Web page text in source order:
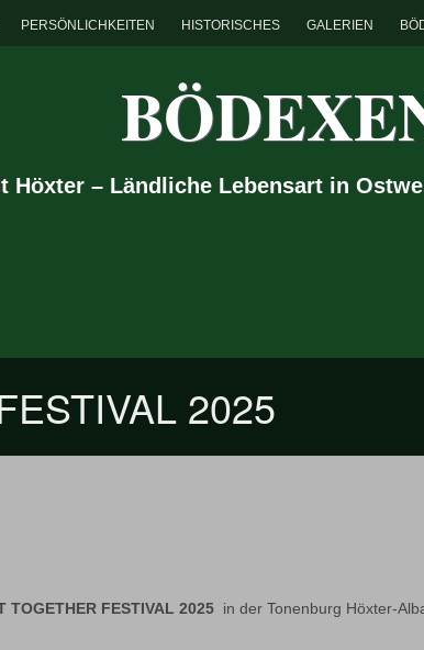
PERSÖNLICHKEITEN HISTORISCHES GALERIEN
Höxter – Ländliche Lebensart in
2025
TOGETHER FESTIVAL 2025 in der Tonenburg Höxter-